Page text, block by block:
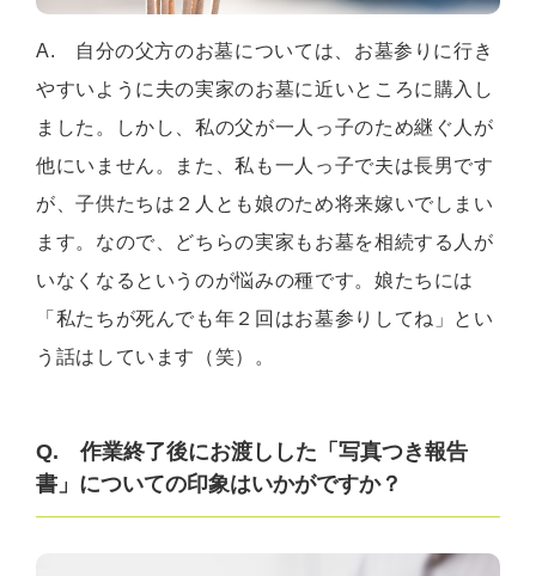
A. 自分の父方のお墓については、お墓参りに行き
やすいように夫の実家のお墓に近いところに購入し
ました。しかし、私の父が一人っ子のため継ぐ人が
他にいません。また、私も一人っ子で夫は長男です
が、子供たちは２人とも娘のため将来嫁いでしまい
ます。なので、どちらの実家もお墓を相続する人が
いなくなるというのが悩みの種です。娘たちには
「私たちが死んでも年２回はお墓参りしてね」とい
う話はしています（笑）。
Q. 作業終了後にお渡しした「写真つき報告
書」についての印象はいかがですか？